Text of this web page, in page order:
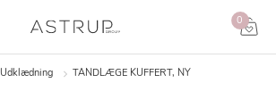
0
Udklædning TANDLÆGE KUFFERT, NY